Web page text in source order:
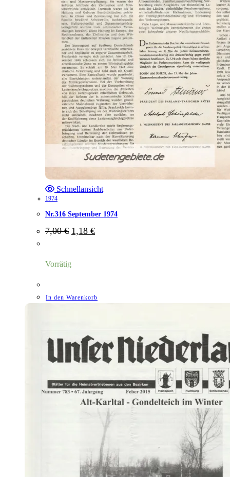
Schnellansicht
1974
Nr.316 September 1974
7,00€ Ursprünglicher
Preis
1,18 €Aktueller
Vorrätig
In den Warenkorb